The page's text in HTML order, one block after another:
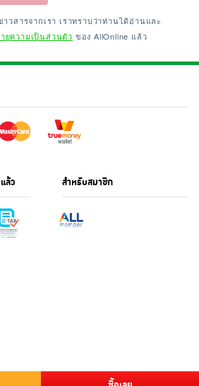
วสารจากเรา เราทราบว่าท่านได้อ่านและ
ยความเป็นส่วนตัว ของ AllOnline แล้ว
ล้ว สำหรับสมาชิก